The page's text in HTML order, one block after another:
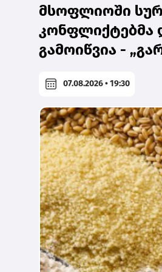
მსოფლიოში
კონფლიქტებმა
გამოიწვია -
07.08.2026 • 19:30